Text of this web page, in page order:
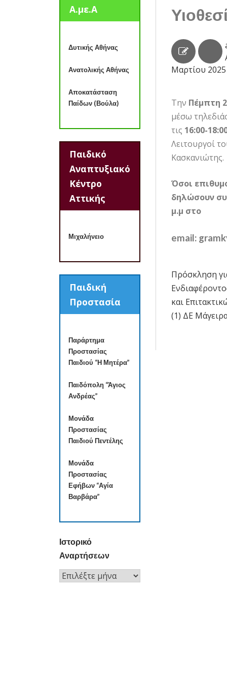
Μαρτίου 2025
Την Πέμπτη
μέσω
τις 16:00-
Λειτουργοί
Κασκανιώτης.
Όσοι
δηλώσουν
μ.μ στο
email:
άρθρων
Πρόσκληση
και
(1) ΔΕ
Α.με.Α
Δυτικής Αθήνας
Ανατολικής Αθήνας
Αποκατάσταση
Παίδων (Βούλα)
Παιδικό
Αναπτυξιακό
Κέντρο
Αττικής
Μιχαλήνειο
Παιδική
Προστασία
Παράρτημα
Προστασίας
Παιδιού “Η Μητέρα”
Παιδόπολη “Άγιος
Ανδρέας”
Μονάδα
Προστασίας
Παιδιού Πεντέλης
Μονάδα
Προστασίας
Εφήβων “Αγία
Βαρβάρα”
Ιστορικό
Αναρτήσεων
Ιστορικό